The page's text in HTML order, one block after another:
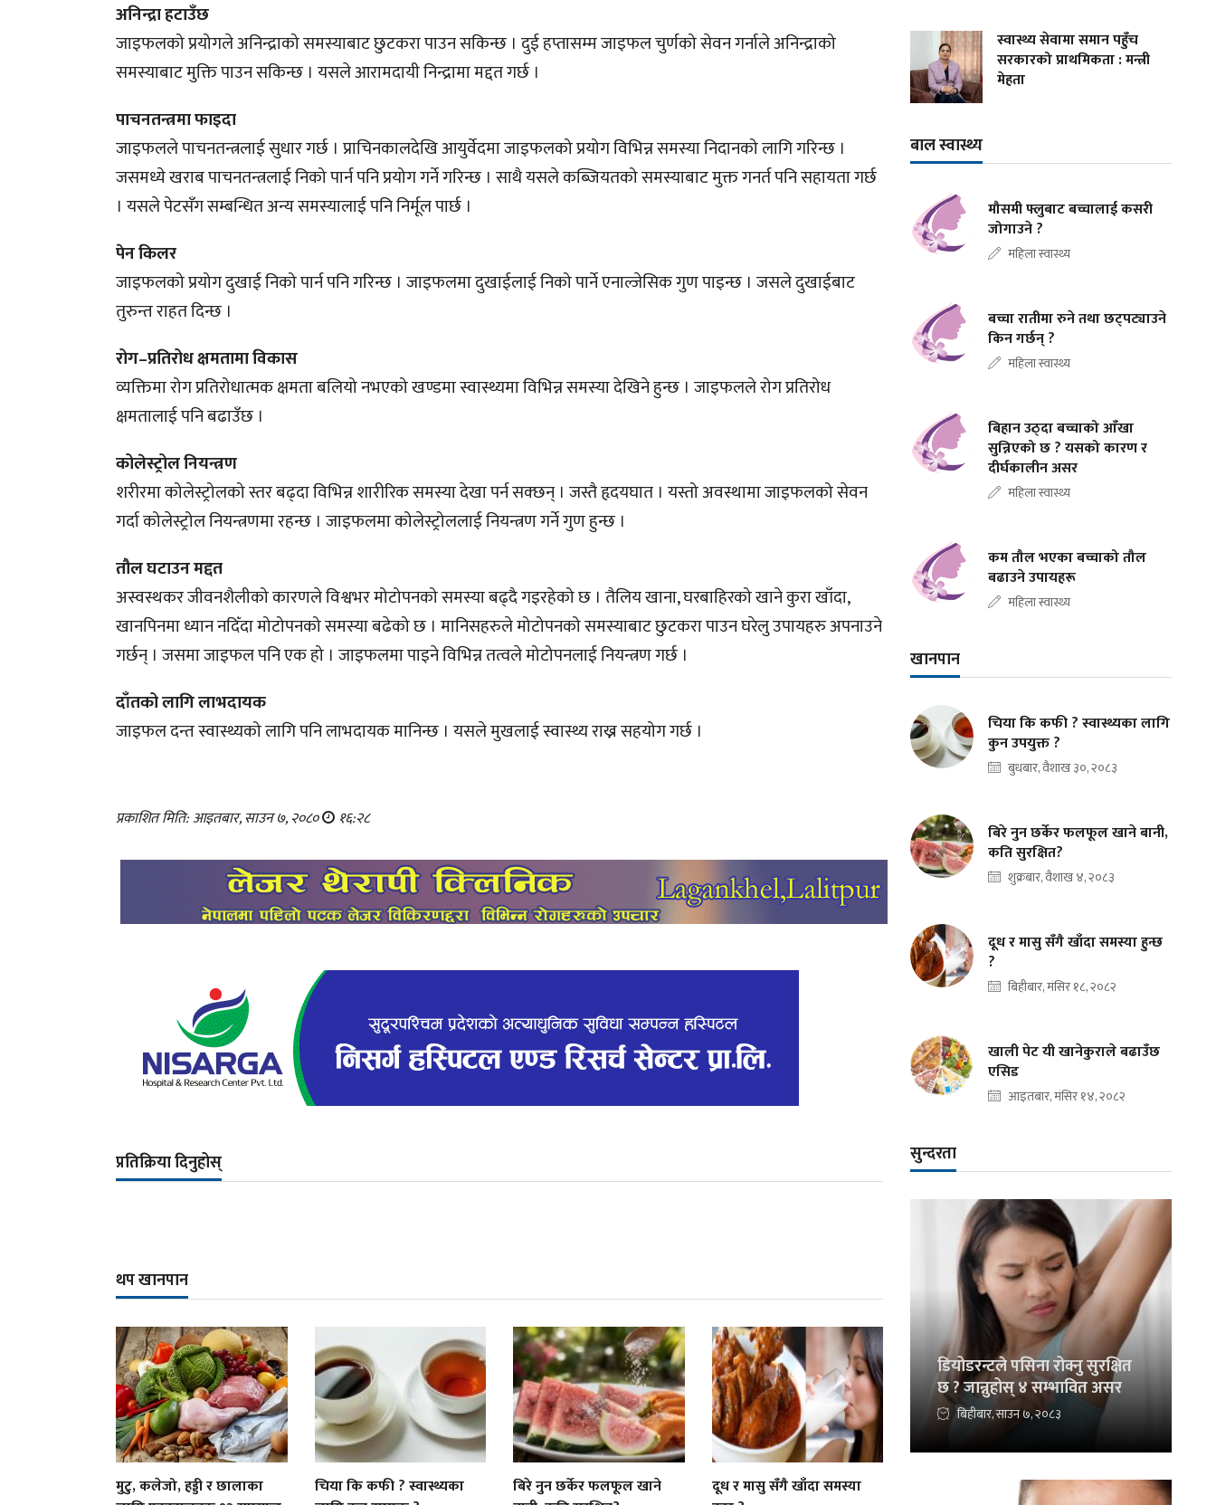
अनिन्द्रा हटाउँछ
जाइफलको प्रयोगले अनिन्द्राको समस्याबाट छुटकरा पाउन सकिन्छ । दुई हप्तासम्म जाइफल चुर्णको सेवन गर्नाले अनिन्द्राको
समस्याबाट मुक्ति पाउन सकिन्छ । यसले आरामदायी निन्द्रामा मद्दत गर्छ ।
पाचनतन्त्रमा फाइदा
जाइफलले पाचनतन्त्रलाई सुधार गर्छ । प्राचिनकालदेखि आयुर्वेदमा जाइफलको प्रयोग विभिन्न समस्या निदानको लागि गरिन्छ ।
जसमध्ये खराब पाचनतन्त्रलाई निको पार्न पनि प्रयोग गर्ने गरिन्छ । साथै यसले कब्जियतको समस्याबाट मुक्त गनर्त पनि सहायता गर्छ
। यसले पेटसँग सम्बन्धित अन्य समस्यालाई पनि निर्मूल पार्छ ।
पेन किलर
जाइफलको प्रयोग दुखाई निको पार्न पनि गरिन्छ । जाइफलमा दुखाईलाई निको पार्ने एनाल्जेसिक गुण पाइन्छ । जसले दुखाईबाट
तुरुन्त राहत दिन्छ ।
रोग–प्रतिरोध क्षमतामा विकास
व्यक्तिमा रोग प्रतिरोधात्मक क्षमता बलियो नभएको खण्डमा स्वास्थ्यमा विभिन्न समस्या देखिने हुन्छ । जाइफलले रोग प्रतिरोध
क्षमतालाई पनि बढाउँछ ।
कोलेस्ट्रोल नियन्त्रण
शरीरमा कोलेस्ट्रोलको स्तर बढ्दा विभिन्न शारीरिक समस्या देखा पर्न सक्छन् । जस्तै हृदयघात । यस्तो अवस्थामा जाइफलको सेवन
गर्दा कोलेस्ट्रोल नियन्त्रणमा रहन्छ । जाइफलमा कोलेस्ट्रोललाई नियन्त्रण गर्ने गुण हुन्छ ।
तौल घटाउन मद्दत
अस्वस्थकर जीवनशैलीको कारणले विश्वभर मोटोपनको समस्या बढ्दै गइरहेको छ । तैलिय खाना, घरबाहिरको खाने कुरा खाँदा,
खानपिनमा ध्यान नदिँदा मोटोपनको समस्या बढेको छ । मानिसहरुले मोटोपनको समस्याबाट छुटकरा पाउन घरेलु उपायहरु अपनाउने
गर्छन् । जसमा जाइफल पनि एक हो । जाइफलमा पाइने विभिन्न तत्वले मोटोपनलाई नियन्त्रण गर्छ ।
दाँतको लागि लाभदायक
जाइफल दन्त स्वास्थ्यको लागि पनि लाभदायक मानिन्छ । यसले मुखलाई स्वास्थ्य राख्न सहयोग गर्छ ।
प्रकाशित मिति: आइतबार, साउन ७, २०८० १६:२८
प्रतिक्रिया दिनुहोस्
थप खानपान
मुटु, कलेजो, हड्डी र छालाका
चिया कि कफी ? स्वास्थ्यका
बिरे नुन छर्केर फलफूल खाने
दूध र मासु सँगै खाँदा समस्या
स्वास्थ्य सेवामा समान पहुँच
सरकारको प्राथमिकता : मन्त्री
मेहता
बाल स्वास्थ्य
मौसमी फ्लुबाट बच्चालाई कसरी
जोगाउने ?
महिला स्वास्थ्य
बच्चा रातीमा रुने तथा छट्पट्याउने
किन गर्छन् ?
महिला स्वास्थ्य
बिहान उठ्दा बच्चाको आँखा
सुन्निएको छ ? यसको कारण र
दीर्घकालीन असर
महिला स्वास्थ्य
कम तौल भएका बच्चाको तौल
बढाउने उपायहरू
महिला स्वास्थ्य
खानपान
चिया कि कफी ? स्वास्थ्यका लागि
कुन उपयुक्त ?
बुधबार, वैशाख ३०, २०८३
बिरे नुन छर्केर फलफूल खाने बानी,
कति सुरक्षित?
शुक्रबार, वैशाख ४, २०८३
दूध र मासु सँगै खाँदा समस्या हुन्छ
?
बिहीबार, मंसिर १८, २०८२
खाली पेट यी खानेकुराले बढाउँछ
एसिड
आइतबार, मंसिर १४, २०८२
सुन्दरता
डियोडरन्टले पसिना रोक्नु सुरक्षित
छ ? जान्नुहोस् ४ सम्भावित असर
बिहीबार, साउन ७, २०८३